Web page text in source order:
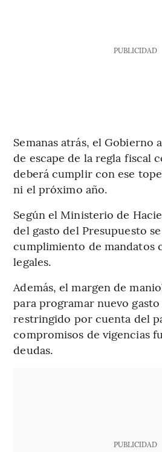
PUBLICIDAD
Semanas atrás, el Gobierno
de escape de la regla fiscal
deberá cumplir con ese
ni el próximo año.
Según el Ministerio de
del gasto del Presupuesto
cumplimiento de mandatos
legales.
Además, el margen de
para programar nuevo
restringido por cuenta del
compromisos de vigencias
deudas.
PUBLICIDAD